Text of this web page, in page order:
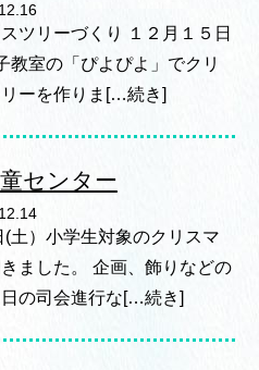
ツリーづくり １２月１５日
教室の「ぴよぴよ」でクリ
ーを作りま[…続き]
センター
(土）小学生対象のクリスマ
ました。 企画、飾りなどの
の司会進行な[…続き]